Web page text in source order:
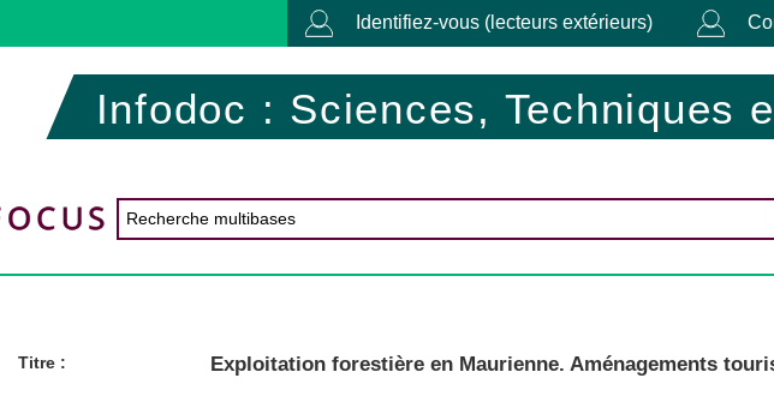
Identifiez-vous (lecteurs extérieurs)
Infodoc : Sciences, Techniques
Titre : Exploitation forestière en Maurienne. Aménagements